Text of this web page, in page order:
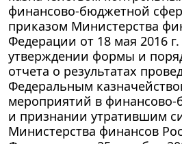
финансово-бюджетной
приказом Министерства
Федерации от 18 мая 2016
утверждении формы и
отчета о результатах
Федеральным
мероприятий в
и признании утратившим
Министерства финансов